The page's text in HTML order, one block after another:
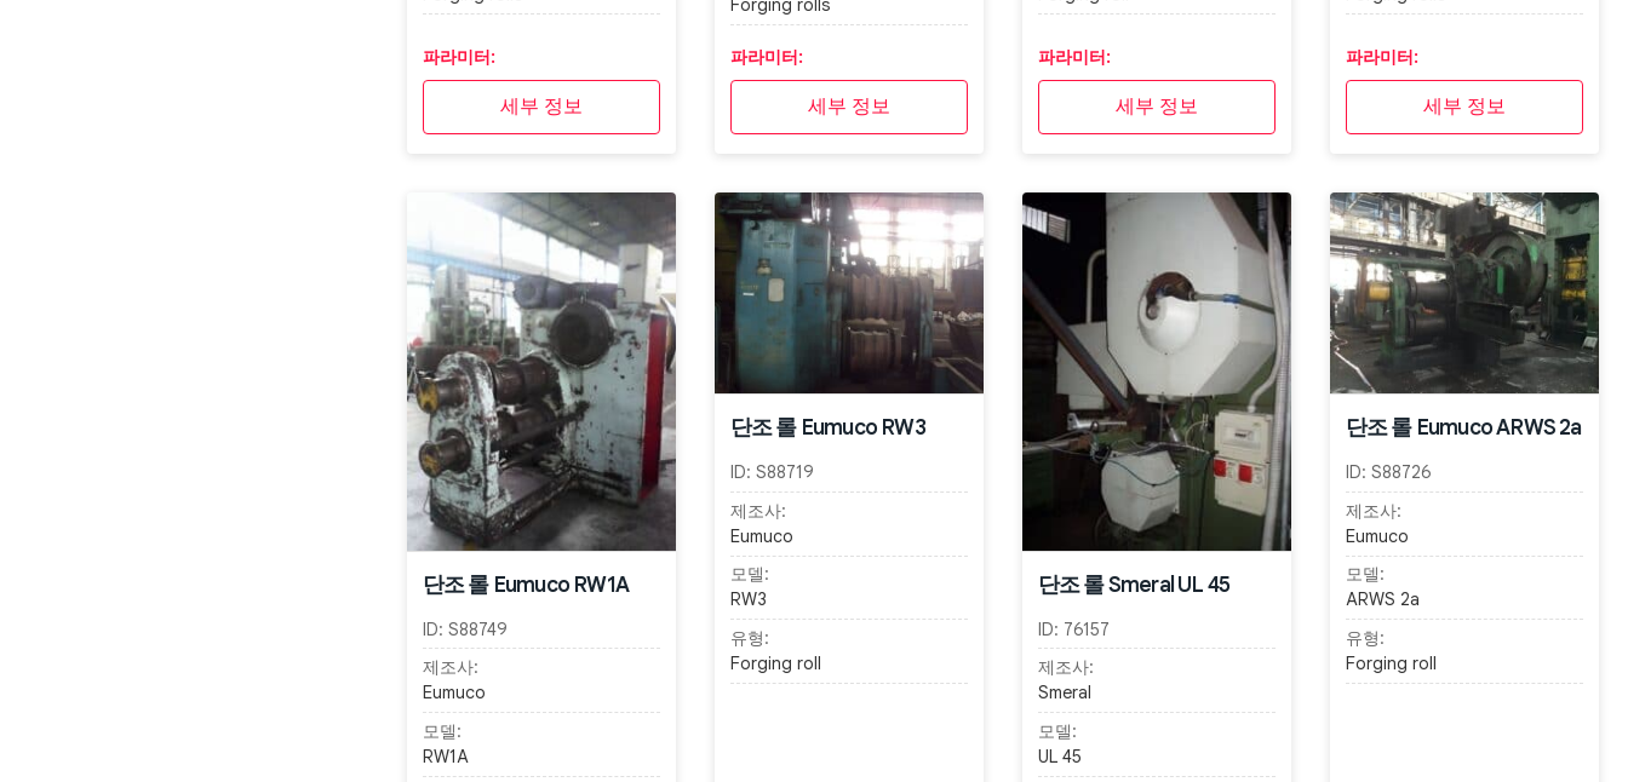
파라미터:
세부 정보
Forging rolls
파라미터:
세부 정보
파라미터:
세부 정보
파라미터:
세부 정보
단조 롤 Eumuco RW1A
ID: S88749
제조사:
Eumuco
모델:
RW1A
단조 롤 Eumuco RW3
ID: S88719
제조사:
Eumuco
모델:
RW3
유형:
Forging roll
단조 롤 Smeral UL 45
ID: 76157
제조사:
Smeral
모델:
UL 45
단조 롤 Eumuco ARWS 2a
ID: S88726
제조사:
Eumuco
모델:
ARWS 2a
유형:
Forging roll